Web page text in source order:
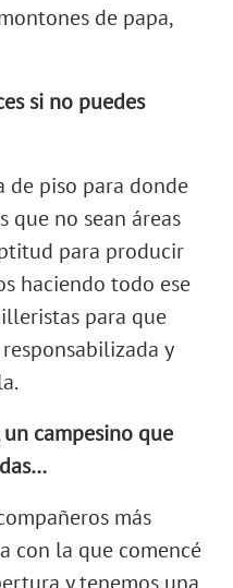
de papa,
si no puedes
de piso para donde
que no sean áreas
para producir
haciendo todo ese
para que
y
campesino que
más
con la que comencé